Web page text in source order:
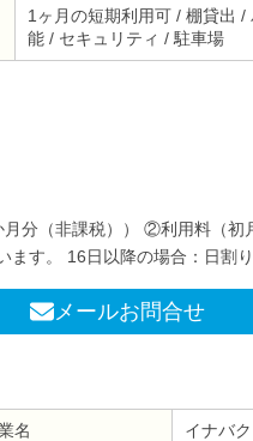
1ヶ月の短期利用可 / 棚貸出 /
能 / セキュリティ / 駐車場
分（非課税）） ②利用料（初
ます。 16日以降の場合：日割
メールお問合せ
名 イナバ